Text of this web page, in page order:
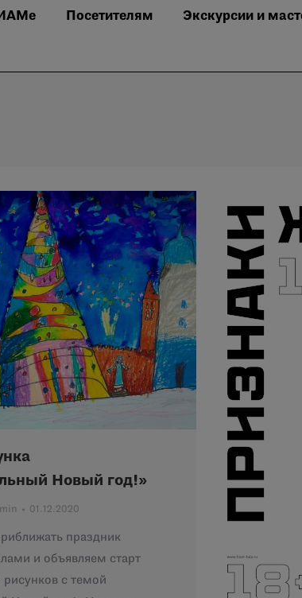
Посетителям Экскурсии и
Новый год!»
01.12.2020
праздник
и объявляем старт
рисунков с темой